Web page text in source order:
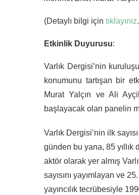
(Detaylı bilgi için tıklayınız
Etkinlik Duyurusu:
Varlık Dergisi’nin
konumunu tartışan bir
Murat Yalçın ve Ali
başlayacak olan panelin
Varlık Dergisi’nin ilk
günden bu yana, 85
aktör olarak yer almış
sayısını yayımlayan ve
yayıncılık tecrübesiyle